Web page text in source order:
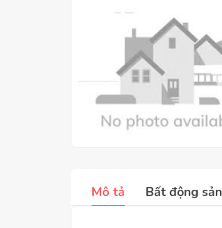
Mô tả Bất động sản